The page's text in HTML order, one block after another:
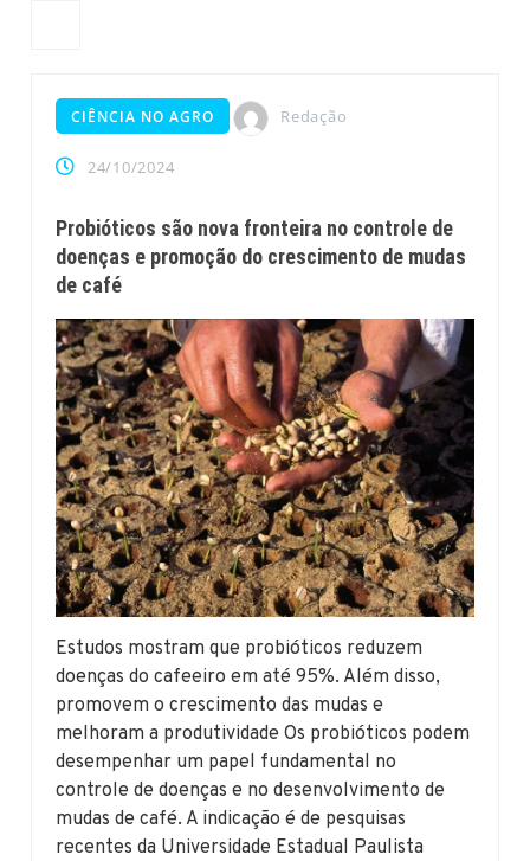
CIÊNCIA NO AGRO Redação
24/10/2024
Probióticos são nova fronteira no controle de
doenças e promoção do crescimento de mudas
de café
Estudos mostram que probióticos reduzem
doenças do cafeeiro em até 95%. Além disso,
promovem o crescimento das mudas e
melhoram a produtividade Os probióticos podem
desempenhar um papel fundamental no
controle de doenças e no desenvolvimento de
mudas de café. A indicação é de pesquisas
recentes da Universidade Estadual Paulista